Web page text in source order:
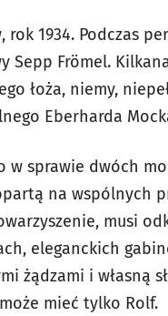
rok 1934. Podczas
Sepp Frömel.
łoża, niemy,
Eberharda
w sprawie dwóch
na wspólnych
musi
eleganckich
żądzami i własną
mieć tylko Rolf.